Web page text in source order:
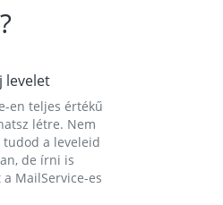
levelet
en teljes értékű
létre. Nem
tudod a leveleid
de írni is
MailService-es